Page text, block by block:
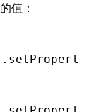
的值：
.setProperty